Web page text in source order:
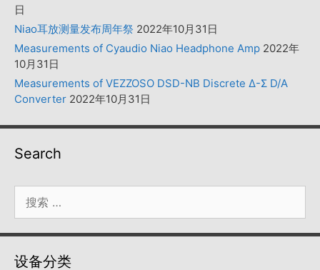
日
Niao耳放测量发布周年祭 2022年10月31日
Measurements of Cyaudio Niao Headphone Amp 2022年
10月31日
Measurements of VEZZOSO DSD-NB Discrete Δ-Σ D/A
Converter 2022年10月31日
Search
索：
设备分类